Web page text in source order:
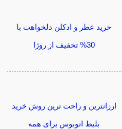
خرید عطر و ادکلن دلخواهت با
30% تخفیف از روژا
ارزانترین و راحت ترین روش خرید
بلیط اتوبوس برای همه